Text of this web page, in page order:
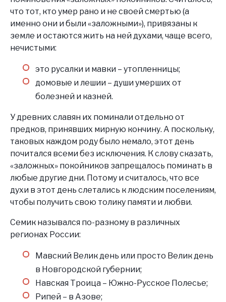
что тот, кто умер рано и не своей смертью (а
именно они и были «заложными»), привязаны к
земле и остаются жить на ней духами, чаще всего,
нечистыми:
это русалки и мавки – утопленницы;
домовые и лешии – души умерших от
болезней и казней.
У древних славян их поминали отдельно от
предков, принявших мирную кончину. А поскольку,
таковых каждом роду было немало, этот день
почитался всеми без исключения. К слову сказать,
«заложных» покойников запрещалось поминать в
любые другие дни. Потому и считалось, что все
духи в этот день слетались к людским поселениям,
чтобы получить свою толику памяти и любви.
Семик назывался по-разному в различных
регионах России:
Мавский Велик день или просто Велик день
в Новгородской губернии;
Навская Троица – Южно-Русское Полесье;
Рипей – в Азове;